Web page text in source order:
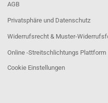
AGB
Privatsphäre und Datenschutz
Widerrufsrecht & Muster-
Online -Streitschlichtungs Plattform
Cookie Einstellungen